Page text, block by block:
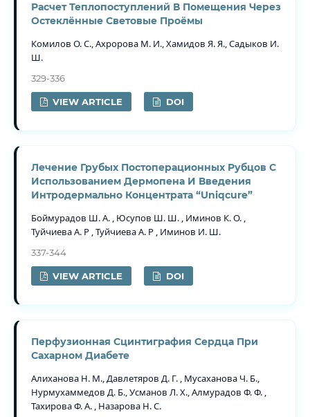
Расчет Теплопоступлений В Помещения Через
Остеклённые Световые Проёмы
Комилов О. С., Ахророва М. И., Хамидов Я. Я., Садыков И.
Ш.
329-336
VIEW ARTICLE DOI
Лечение Грубых Постоперационных Рубцов С
Использованием Дермопена И Введения
Интродермально Концентрата “Uniqcure”
Боймурадов Ш. А. , Юсупов Ш. Ш. , Иминов К. О. ,
Туйчиева А. Р , Туйчиева А. Р , Иминов И. Ш.
337-344
VIEW ARTICLE DOI
Перфузионная Сцинтиграфия Сердца При
Сахарном Диабете
Алиханова Н. М., Давлетяров Д. Г. , Мусаханова Ч. Б.,
Нурмухаммедов Д. Б., Усманов Л. Х., Алмурадов Ф. Ф. ,
Тахирова Ф. А. , Назарова Н. С.